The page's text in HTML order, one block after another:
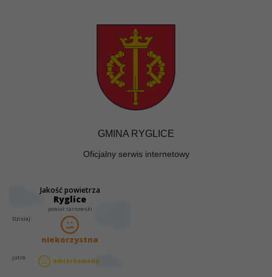
GMINA RYGLICE
Oficjalny serwis internetowy